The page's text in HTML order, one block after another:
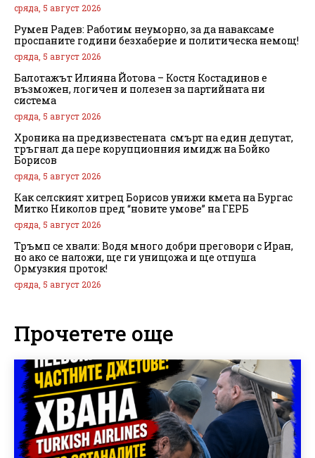
сряда, 5 август 2026
Румен Радев: Работим неуморно, за да наваксаме
проспаните години безхаберие и политическа немощ!
сряда, 5 август 2026
Балотажът Илияна Йотова – Костя Костадинов е
възможен, логичен и полезен за партийната ни
система
сряда, 5 август 2026
Хроника на предизвестената смърт на един депутат,
тръгнал да пере корупционния имидж на Бойко
Борисов
сряда, 5 август 2026
Как селският хитрец Борисов унижи кмета на Бургас
Митко Николов пред “новите умове” на ГЕРБ
сряда, 5 август 2026
Тръмп се хвали: Водя много добри преговори с Иран,
но ако се наложи, ще ги унищожа и ще отпуша
Ормузкия проток!
сряда, 5 август 2026
Прочетете още